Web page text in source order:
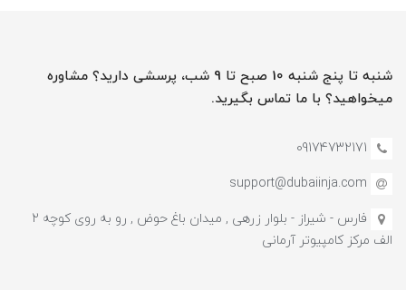
شنبه تا پنج شنبه 10 صبح تا 9 شب، پرسشی دارید؟ مشاوره
میخواهید؟ با ما تماس بگیرید.
09174732171
support@dubaiinja.com
فارس - شیراز - بلوار زرهی , میدان باغ حوض , رو به روی کوچه 2
الف مرکز کامپیوتر آرمانی